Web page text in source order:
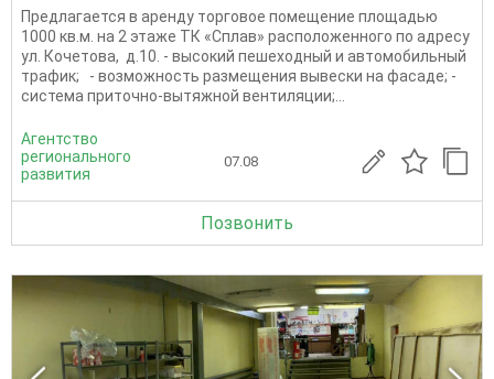
Предлагается в аренду торговое помещение площадью
1000 кв.м. на 2 этаже ТК «Сплав» расположенного по адресу
ул. Кочетова, д.10. - высокий пешеходный и автомобильный
трафик; - возможность размещения вывески на фасаде; -
система приточно-вытяжной вентиляции;...
Агентство
регионального
развития
07.08
Позвонить